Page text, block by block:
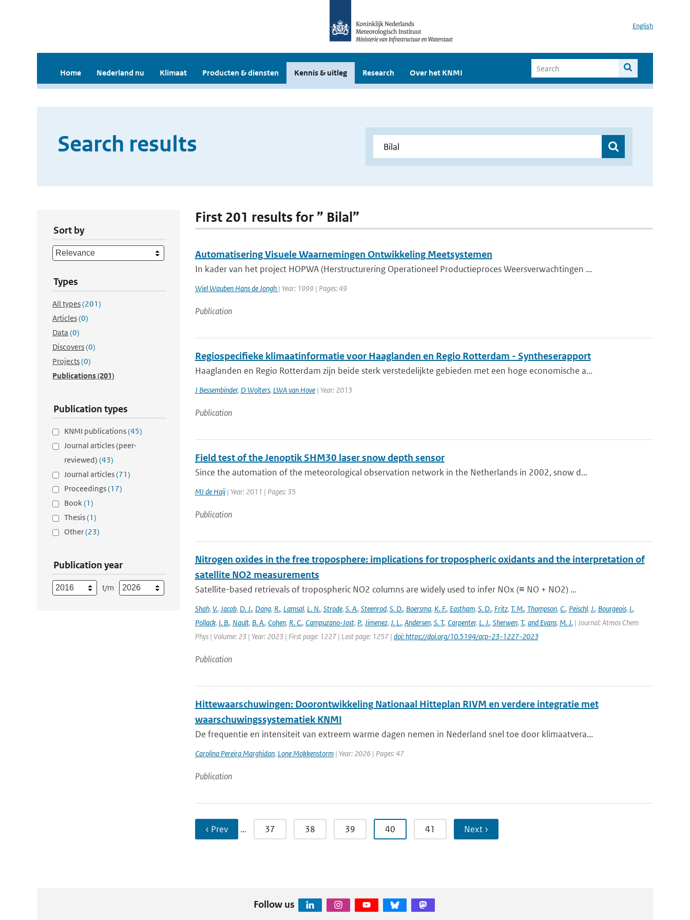
English
Home Nederland nu Klimaat Producten & diensten Kennis & uitleg Research Over het KNMI
Search results
Sort by
Types
All types(201)
Articles(0)
Data (0)
Discovers(0)
Projects(0)
Publications(201)
Publication types
KNMI publications(45)
Journal articles (peer-
reviewed) (43)
Journal articles(71)
Proceedings(17)
Book(1)
Thesis(1)
Other(23)
Publication year
t/m
First 201 results for ” Bilal”
Automatisering Visuele Waarnemingen Ontwikkeling Meetsystemen
In kader van het project HOPWA (Herstructurering Operationeel Productieproces Weersverwachtingen ...
Wiel Wauben Hans de Jongh | Year: 1999 | Pages: 49
Publication
Regiospecifieke klimaatinformatie voor Haaglanden en Regio Rotterdam - Syntheserapport
Haaglanden en Regio Rotterdam zijn beide sterk verstedelijkte gebieden met een hoge economische a...
J Bessembinder, D Wolters, LWA van Hove| Year: 2013
Publication
Field test of the Jenoptik SHM30 laser snow depth sensor
Since the automation of the meteorological observation network in the Netherlands in 2002, snow d...
MJ de Haij| Year: 2011 | Pages: 35
Publication
Nitrogen oxides in the free troposphere: implications for tropospheric oxidants and the interpretation of
satellite NO2 measurements
Satellite-based retrievals of tropospheric NO2 columns are widely used to infer NOx (≡ NO + NO2) ...
Shah, V., Jacob, D. J., Dang, R., Lamsal, L. N., Strode, S. A., Steenrod, S. D., Boersma, K. F., Eastham, S. D., Fritz, T. M., Thompson, C., Peischl, J., Bourgeois, I.,
Pollack, I. B., Nault, B. A., Cohen, R. C., Campuzano-Jost, P., Jimenez, J. L., Andersen, S. T., Carpenter, L. J., Sherwen, T., and Evans, M. J.| Journal: Atmos Chem
Phys | Volume: 23 | Year: 2023 | First page: 1227 | Last page: 1257 | doi: https://doi.org/10.5194/acp-23-1227-2023
Publication
Hittewaarschuwingen: Doorontwikkeling Nationaal Hitteplan RIVM en verdere integratie met
waarschuwingssystematiek KNMI
De frequentie en intensiteit van extreem warme dagen nemen in Nederland snel toe door klimaatvera...
Carolina Pereira Marghidan, Lone Mokkenstorm| Year: 2026 | Pages: 47
Publication
‹ Prev … 37 38 39 40 41 Next ›
Follow us